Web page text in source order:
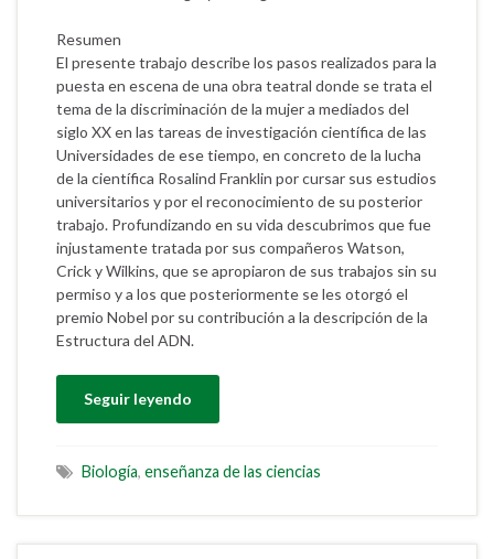
Resumen
El presente trabajo describe los pasos realizados para la
puesta en escena de una obra teatral donde se trata el
tema de la discriminación de la mujer a mediados del
siglo XX en las tareas de investigación científica de las
Universidades de ese tiempo, en concreto de la lucha
de la científica Rosalind Franklin por cursar sus estudios
universitarios y por el reconocimiento de su posterior
trabajo. Profundizando en su vida descubrimos que fue
injustamente tratada por sus compañeros Watson,
Crick y Wilkins, que se apropiaron de sus trabajos sin su
permiso y a los que posteriormente se les otorgó el
premio Nobel por su contribución a la descripción de la
Estructura del ADN.
Seguir leyendo
Biología, enseñanza de las ciencias